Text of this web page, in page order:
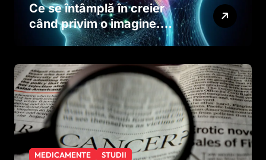
Ce se întâmplă în creier
când privim o imagine.
Studiul care explică rolul
MEDICAMENTE STUDII